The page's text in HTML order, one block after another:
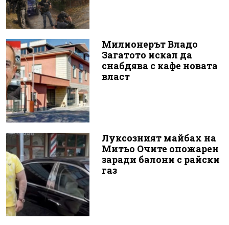
Милионерът Владо
Загатото искал да
снабдява с кафе новата
власт
Луксозният майбах на
Митьо Очите опожарен
заради балони с райски
газ